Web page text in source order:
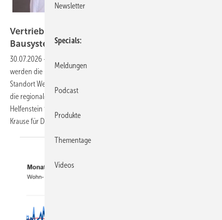
Vertriebsumstrukturierung bei Gutmann
Bausystemevollendet
30.07.2026 -
werden die reisenden Vertriebsmitarbeiter und der Innendienst am
Standort Weißenburg künftig noch enger miteinander verzahnt. Für
die regionalen Märkte zeichnen Boris Zgajnar für den Export, Patrick
Helfenstein für die Schweiz, Thomas Woop für Österreich und Oliver
Krause für Deutschland
Newsletter
Specials
Meldungen
Podcast
Produkte
Thementage
Videos